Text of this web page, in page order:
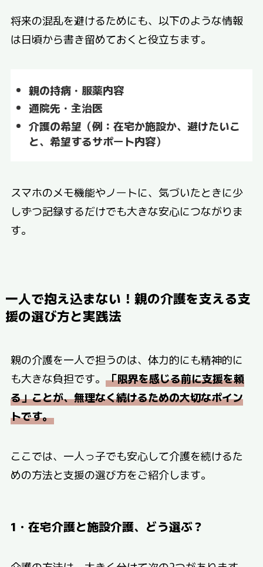
将来の混乱を避けるためにも、以下のような情報
は日頃から書き留めておくと役立ちます。
親の持病・服薬内容
通院先・主治医
介護の希望（例：在宅か施設か、避けたいこ
と、希望するサポート内容）
スマホのメモ機能やノートに、気づいたときに少
しずつ記録するだけでも大きな安心につながりま
す。
一人で抱え込まない！親の介護を支える支
援の選び方と実践法
親の介護を一人で担うのは、体力的にも精神的に
も大きな負担です。 「限界を感じる前に支援を頼
る」ことが、無理なく続けるための大切なポイン
トです。
ここでは、一人っ子でも安心して介護を続けるた
めの方法と支援の選び方をご紹介します。
1・在宅介護と施設介護、どう選ぶ？